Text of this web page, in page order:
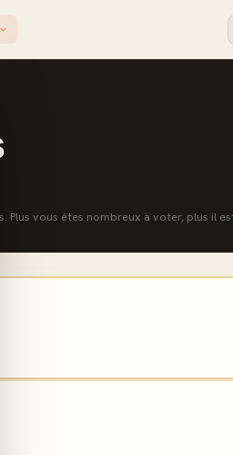
Plus vous êtes nombreux à voter, plus il